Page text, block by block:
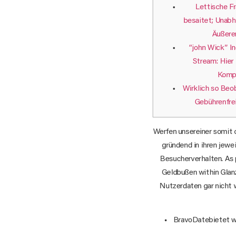
Lettische
besaitet;
“john Wick”
Stream: Hier
Wirklich so
Werfen unsereiner somit
gründend in ihren
Besucherverhalten.
Geldbußen within
Nutzerdaten gar nicht
BravoDatebietet